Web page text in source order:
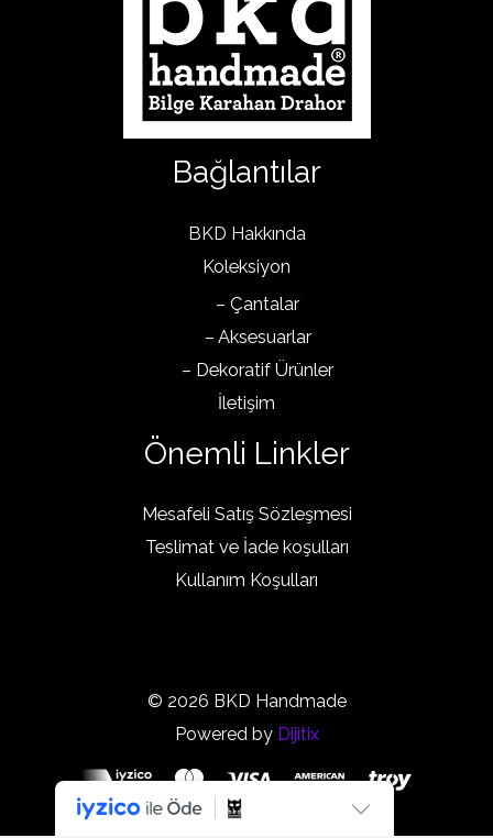
Bağlantılar
BKD Hakkında
Koleksiyon
– Çantalar
– Aksesuarlar
– Dekoratif Ürünler
İletişim
Önemli Linkler
Mesafeli Satış Sözleşmesi
Teslimat ve İade koşulları
Kullanım Koşulları
© 2026 BKD Handmade
Powered by Dijitix